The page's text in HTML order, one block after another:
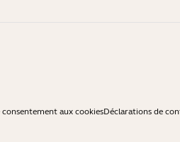
aux cookiesDéclarations de